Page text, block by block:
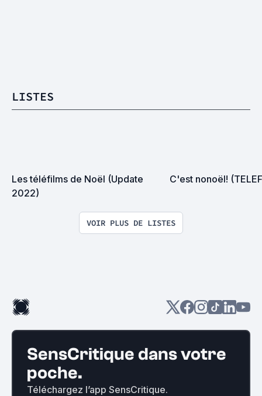
LISTES
Les téléfilms de Noël (Update
2022)
C'est nonoël!
VOIR PLUS DE LISTES
SensCritique dans votre
poche.
Téléchargez l’app SensCritique.